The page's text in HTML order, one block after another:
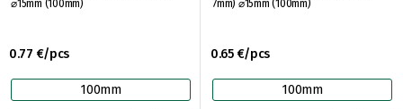
⌀15mm (100mm)
0.77 €/pcs
100mm
7mm) ⌀15mm (100mm)
0.65 €/pcs
100mm